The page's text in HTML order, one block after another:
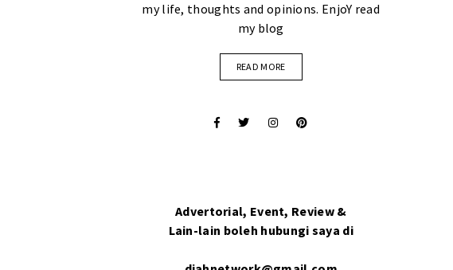
my life, thoughts and opinions. EnjoY read
my blog
READ MORE
Advertorial, Event, Review &
Lain-lain boleh hubungi saya di